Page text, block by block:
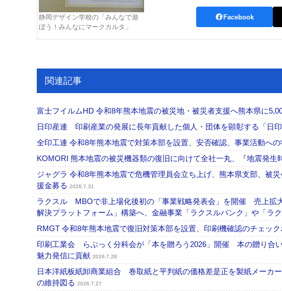
静岡デザイン学校の「みんなで遊
ぼう！みんなにマークカルタ」
Facebook
関連記事
富士フイルムHD 令和8年熊本地震の被災地・被災者支援へ熊本県に
日印産連 印刷産業の発展に長年貢献した個人・団体を顕彰する「日
全印工連 令和8年熊本地震で対策本部を設置、安否確認、事業活動へ
KOMORI 熊本地震の被災機器類の復旧に向けて全社一丸、『地震発
ジャグラ 令和8年熊本地震で危機管理員会立ち上げ、熊本県支部、被
援金募る 2026.7.31
ラクスル MBOで非上場化後初の「事業戦略発表会」を開催 売上拡
解決プラットフォーム」構築へ、金融事業「ラクスルバンク」や「ラ
RMGT 令和8年熊本地震で復旧対策本部を設置、印刷機確認のチェッ
印刷工業会 らぶっく分科会が「本を贈ろう2026」開催 本の贈り合
魅力発信に貢献 2026.7.28
日本洋紙板紙卸商業組合 巻取紙と平判紙の価格差是正を製紙メーカ
の維持図る 2026.7.27